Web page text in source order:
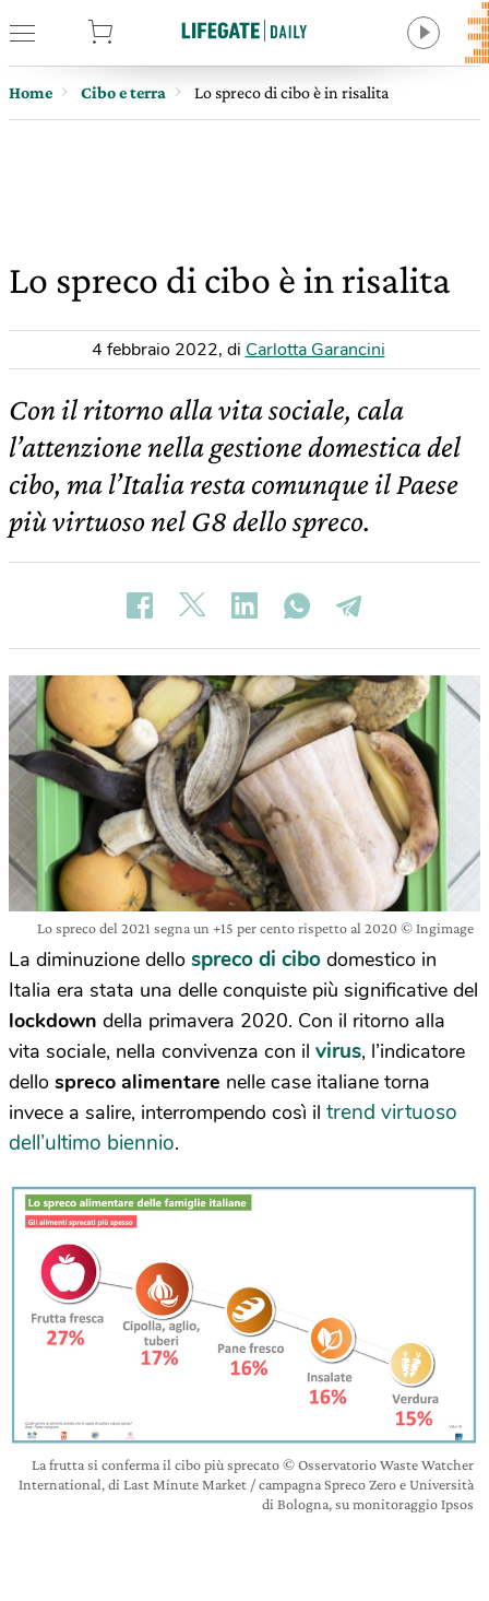
Home Cibo e terra Lo spreco di cibo è in risalita
Lo spreco di cibo è in risalita
4 febbraio 2022, di Carlotta Garancini
Con il ritorno alla vita sociale, cala
l’attenzione nella gestione domestica del
cibo, ma l’Italia resta comunque il Paese
più virtuoso nel G8 dello spreco.
Lo spreco del 2021 segna un +15 per cento rispetto al 2020 © Ingimage
La diminuzione dello spreco di cibo domestico in
Italia era stata una delle conquiste più significative del
lockdown della primavera 2020. Con il ritorno alla
vita sociale, nella convivenza con il virus, l’indicatore
dello spreco alimentare nelle case italiane torna
invece a salire, interrompendo così il trend virtuoso
dell’ultimo biennio.
La frutta si conferma il cibo più sprecato © Osservatorio Waste Watcher
International, di Last Minute Market / campagna Spreco Zero e Università
di Bologna, su monitoraggio Ipsos